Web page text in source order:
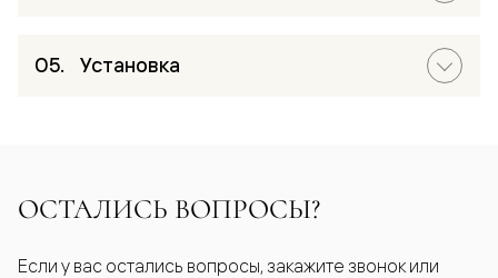
Установка
ОСТАЛИСЬ ВОПРОСЫ?
Если у вас остались вопросы, закажите звонок или